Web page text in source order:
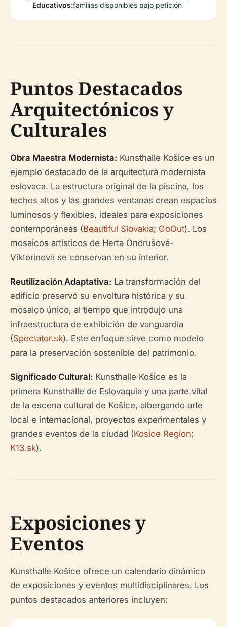
Educativos:familias disponibles bajo petición
Puntos Destacados
Arquitectónicos y
Culturales
Obra Maestra Modernista: Kunsthalle Košice es un
ejemplo destacado de la arquitectura modernista
eslovaca. La estructura original de la piscina, los
techos altos y las grandes ventanas crean espacios
luminosos y flexibles, ideales para exposiciones
contemporáneas (Beautiful Slovakia; GoOut). Los
mosaicos artísticos de Herta Ondrušová-
Viktorínová se conservan en su interior.
Reutilización Adaptativa: La transformación del
edificio preservó su envoltura histórica y su
mosaico único, al tiempo que introdujo una
infraestructura de exhibición de vanguardia
(Spectator.sk). Este enfoque sirve como modelo
para la preservación sostenible del patrimonio.
Significado Cultural: Kunsthalle Košice es la
primera Kunsthalle de Eslovaquia y una parte vital
de la escena cultural de Košice, albergando arte
local e internacional, proyectos experimentales y
grandes eventos de la ciudad (Kosice Region;
K13.sk).
Exposiciones y
Eventos
Kunsthalle Košice ofrece un calendario dinámico
de exposiciones y eventos multidisciplinares. Los
puntos destacados anteriores incluyen: